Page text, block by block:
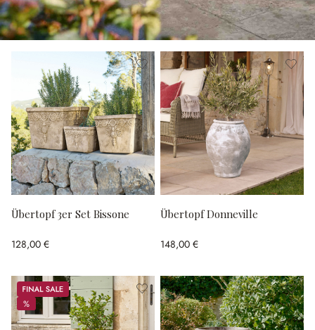
Übertopf 3er Set Bissone
128,00 €
Übertopf Donneville
148,00 €
Sale
%
%